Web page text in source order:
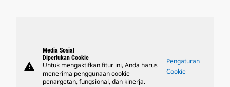
warning
Media Sosial
Diperlukan Cookie
Untuk mengaktifkan fitur ini, Anda harus
menerima penggunaan cookie
penargetan, fungsional, dan kinerja.
Pengaturan
Cookie